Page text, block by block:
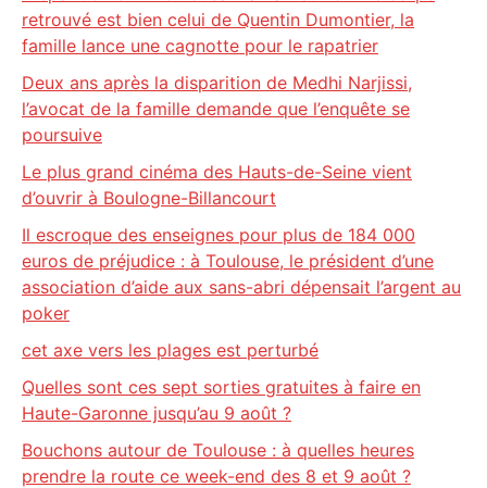
retrouvé est bien celui de Quentin Dumontier, la
famille lance une cagnotte pour le rapatrier
Deux ans après la disparition de Medhi Narjissi,
l’avocat de la famille demande que l’enquête se
poursuive
Le plus grand cinéma des Hauts-de-Seine vient
d’ouvrir à Boulogne-Billancourt
Il escroque des enseignes pour plus de 184 000
euros de préjudice : à Toulouse, le président d’une
association d’aide aux sans-abri dépensait l’argent au
poker
cet axe vers les plages est perturbé
Quelles sont ces sept sorties gratuites à faire en
Haute-Garonne jusqu’au 9 août ?
Bouchons autour de Toulouse : à quelles heures
prendre la route ce week-end des 8 et 9 août ?